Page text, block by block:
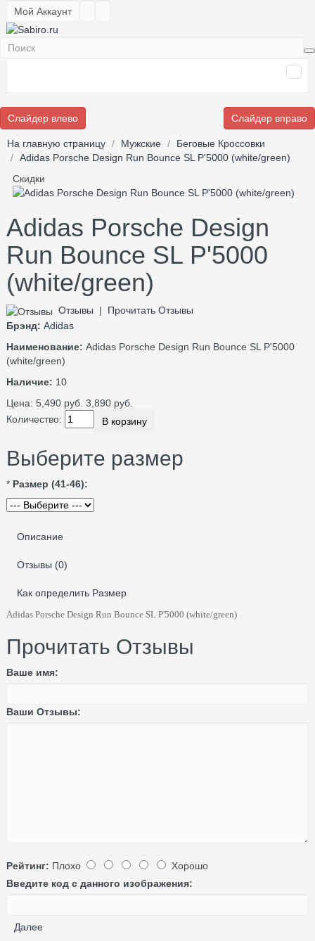
Мой Аккаунт
Слайдер влево Слайдер вправо
На главную страницу Мужские
Беговые Кроссовки
Adidas Porsche Design Run Bounce SL P'5000 (white/green)
Скидки
Adidas Porsche Design
Run Bounce SL P'5000
(white/green)
Отзывы | Прочитать Отзывы
Брэнд: Adidas
Наименование: Adidas Porsche Design Run Bounce SL P'5000
(white/green)
Наличие: 10
Цена: 5,490 руб. 3,890 руб.
Количество:
В корзину
Выберите размер
* Размер (41-46):
Описание
Отзывы (0)
Как определить Размер
Adidas Porsche Design Run Bounce SL P'5000 (white/green)
Прочитать Отзывы
Ваше имя:
Ваши Отзывы:
Рейтинг: Плохо
Хорошо
Введите код с данного изображения:
Далее